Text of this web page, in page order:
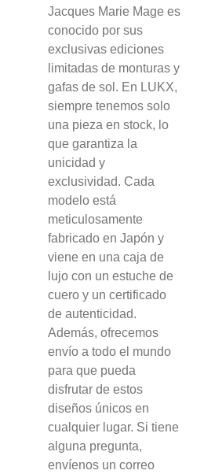
Jacques Marie Mage es
conocido por sus
exclusivas ediciones
limitadas de monturas y
gafas de sol. En LUKX,
siempre tenemos solo
una pieza en stock, lo
que garantiza la
unicidad y
exclusividad. Cada
modelo está
meticulosamente
fabricado en Japón y
viene en una caja de
lujo con un estuche de
cuero y un certificado
de autenticidad.
Además, ofrecemos
envío a todo el mundo
para que pueda
disfrutar de estos
diseños únicos en
cualquier lugar. Si tiene
alguna pregunta,
envíenos un correo